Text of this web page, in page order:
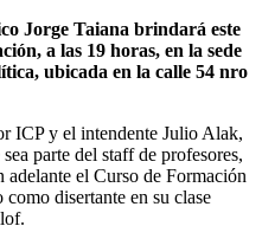
Jorge Taiana brindará este
a las 19 horas, en la sede
ubicada en la calle 54 nro
ICP y el intendente Julio Alak,
parte del staff de profesores,
el Curso de Formación
disertante en su clase